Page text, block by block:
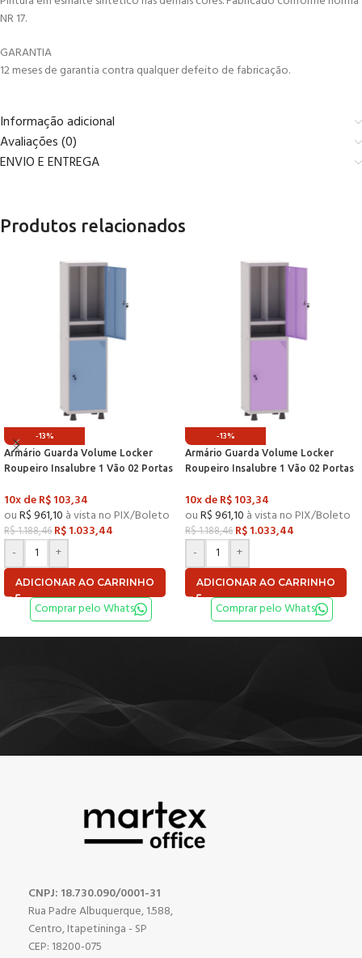
NR 17.
GARANTIA
12 meses de garantia contra qualquer defeito de fabricação.
Informação adicional
Avaliações (0)
ENVIO E ENTREGA
Produtos relacionados
-13%
Armário Guarda Volume Locker
Roupeiro Insalubre 1 Vão 02 Portas
Cinza e Azul Dali – Pandin
10x deR$103,34
ouR$ 961,10 à vista no PIX/Boleto
R$1.188,46 R$1.033,44
-
+
ADICIONAR AO CARRINHO
Comprar pelo Whats
-13%
Armário Guarda Volume Locker
Roupeiro Insalubre 1 Vão 02 Portas
Cinza e Lilás – Pandin
10x deR$103,34
ouR$ 961,10 à vista no PIX/Boleto
R$1.188,46 R$1.033,44
-
+
ADICIONAR AO CARRINHO
Comprar pelo Whats
CNPJ: 18.730.090/0001-31
Rua Padre Albuquerque, 1.588,
Centro, Itapetininga - SP
CEP: 18200-075